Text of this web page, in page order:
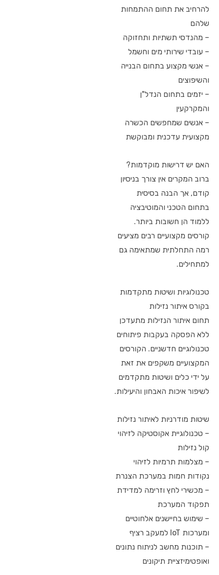
להרחיב את תחום ההתמחות
שלהם
– מהנדסי תשתיות ותחזוקה
– עובדי שירותי מים וחשמל
– אנשי מקצוע בתחום הבנייה
והשיפוצים
– יזמים בתחום הנדל"ן
והמקרקעין
– אנשים שמחפשים הכשרה
מקצועית עדכנית ומבוקשת
האם יש דרישות מוקדמות?
ברוב המקרים אין צורך בניסיון
קודם, אך הבנה בסיסית
בתחום הטכני והמוטיבציה
ללמוד הן חשובות ביותר.
קורסים מקצועיים רבים מציעים
רמה התחלתית שמתאימה גם
למתחילים.
טכנולוגיות ושיטות מתקדמות
בקורס איתור נזילות
תחום איתור הנזילות מתעדכן
ללא הפסקה בעקבות פיתוחים
טכנולוגיים חדשניים. הקורסים
המקצועיים משקפים את זאת
על ידי כלים ושיטות מתקדמים
לשיפור איכות האבחון והיעילות.
שיטות מודרניות לאיתור נזילות
– טכנולוגיית אקוסטיקה לזיהוי
קול נזילות
– מצלמות תרמיות לזיהוי
נקודות חמות במערכת הצנרת
– מכשירי לחץ וזרימה למדידת
תפקוד המערכת
– שימוש בחיישנים אלחוטיים
ומערכות IoT למעקב רציף
– תוכנות מחשב לניתוח נתונים
ואופטימיזציית תיקונים